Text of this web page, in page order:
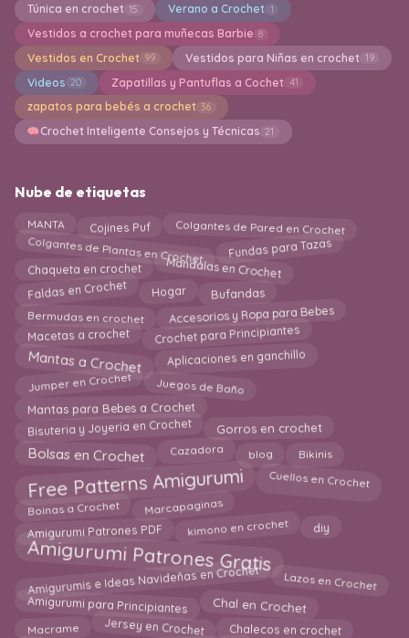
Túnica en crochet 15 Verano a Crochet 1
Vestidos a crochet para muñecas Barbie 8
Vestidos en Crochet 99 Vestidos para Niñas en crochet 19
Videos 20 Zapatillas y Pantuflas a Cochet 41
zapatos para bebés a crochet 36
Crochet Inteligente Consejos y Técnicas 21
Nube de etiquetas
MANTA Cojines Puf Colgantes de Pared en Crochet
Colgantes de Plantas en Crochet Fundas para Tazas
Chaqueta en crochet Mandalas en Crochet
Faldas en Crochet Hogar Bufandas
Bermudas en crochet Accesorios y Ropa para Bebes
Macetas a crochet Crochet para Principiantes
Mantas a Crochet Aplicaciones en ganchillo
Jumper en Crochet Juegos de Baño
Mantas para Bebes a Crochet
Bisuteria y Joyeria en Crochet Gorros en crochet
Bolsas en Crochet Cazadora blog Bikinis
Free Patterns Amigurumi Cuellos en Crochet
Boinas a Crochet Marcapaginas
Amigurumi Patrones PDF kimono en crochet diy
Amigurumi Patrones Gratis
Amigurumis e Ideas Navideñas en Crochet Lazos en Crochet
Amigurumi para Principiantes Chal en Crochet
Macrame Jersey en Crochet Chalecos en crochet